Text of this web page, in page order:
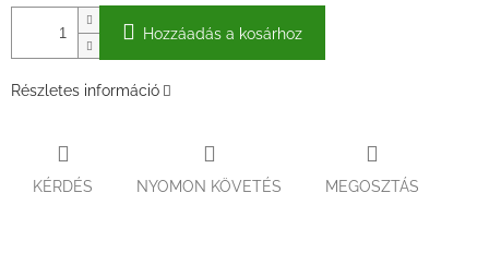
Hozzáadás a kosárhoz
Részletes információ
KÉRDÉS NYOMON KÖVETÉS MEGOSZTÁS